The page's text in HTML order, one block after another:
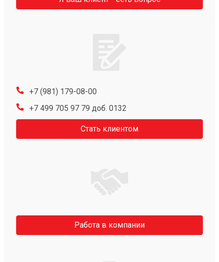
+7 (981) 179-08-00
+7 499 705 97 79 доб. 0132
Стать клиентом
Работа в компании